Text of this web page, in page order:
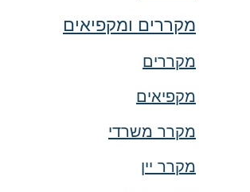
מקררים ומקפיאים
מקררים
מקפיאים
מקרר משרדי
מקרר יין